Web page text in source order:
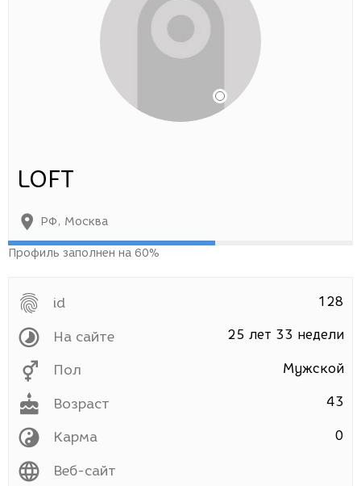
LOFT
РФ, Москва
Профиль заполнен на 60%
id 128
На сайте 25 лет 33 недели
Пол Мужской
Возраст 43
Карма 0
Веб-сайт